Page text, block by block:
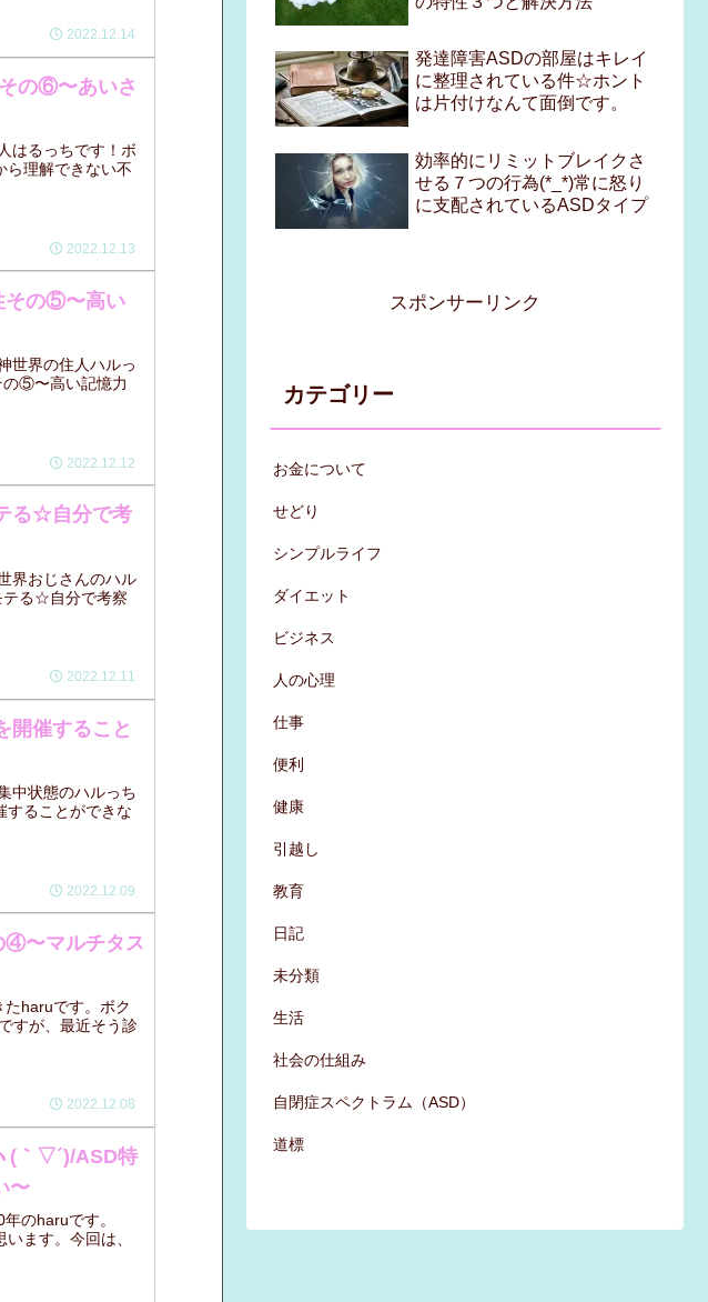
2022.12.14
の⑥〜あいさ
はるっちです！ボ
ら理解できない不
2022.12.13
その⑤〜高い
世界の住人ハルっ
の⑤〜高い記憶力
2022.12.12
る☆自分で考
界おじさんのハル
テる☆自分で考察
2022.12.11
開催すること
中状態のハルっち
することができな
2022.12.09
④〜マルチタス
haruです。ボク
すが、最近そう診
2022.12.08
(｀▽´)/ASD特
〜
のharuです。
ます。今回は、
発達障害ASDの部屋はキレイ
に整理されている件☆ホント
は片付けなんて面倒です。
効率的にリミットブレイクさ
せる７つの行為(*_*)常に怒り
に支配されているASDタイプ
スポンサーリンク
カテゴリー
お金について
せどり
シンプルライフ
ダイエット
ビジネス
人の心理
仕事
便利
健康
引越し
教育
日記
未分類
生活
社会の仕組み
自閉症スペクトラム（ASD）
道標